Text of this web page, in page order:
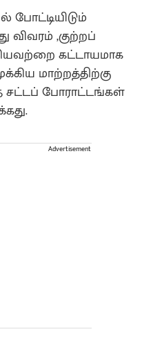
போட்டியிடும்
,குற்றப்
கட்டாயமாக
மாற்றத்திற்கு
சட்டப் போராட்டங்கள்
Advertisement